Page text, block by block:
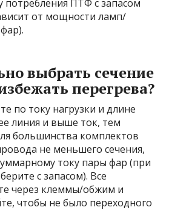
потребления ПТФ с запасом
от мощности ламп/
выбрать сечение
перегрева?
по току нагрузки и длине
линия и выше ток, тем
большинства комплектов
не меньшего сечения,
току пары фар (при
с запасом). Все
через клеммы/обжим и
чтобы не было переходного